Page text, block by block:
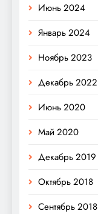
Июнь 2024
Январь 2024
Ноябрь 2023
Декабрь 2022
Июнь 2020
Май 2020
Декабрь 2019
Октябрь 2018
Сентябрь 2018